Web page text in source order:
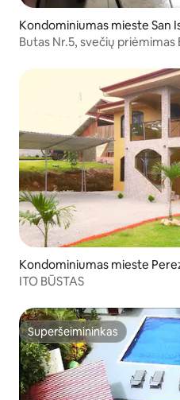
Kondominiumas mieste San
al
Butas Nr.5, svečių priėmimas
Kondominiumas mieste
ITO BŪSTAS
Superšeimininkas
Superšeimininkas